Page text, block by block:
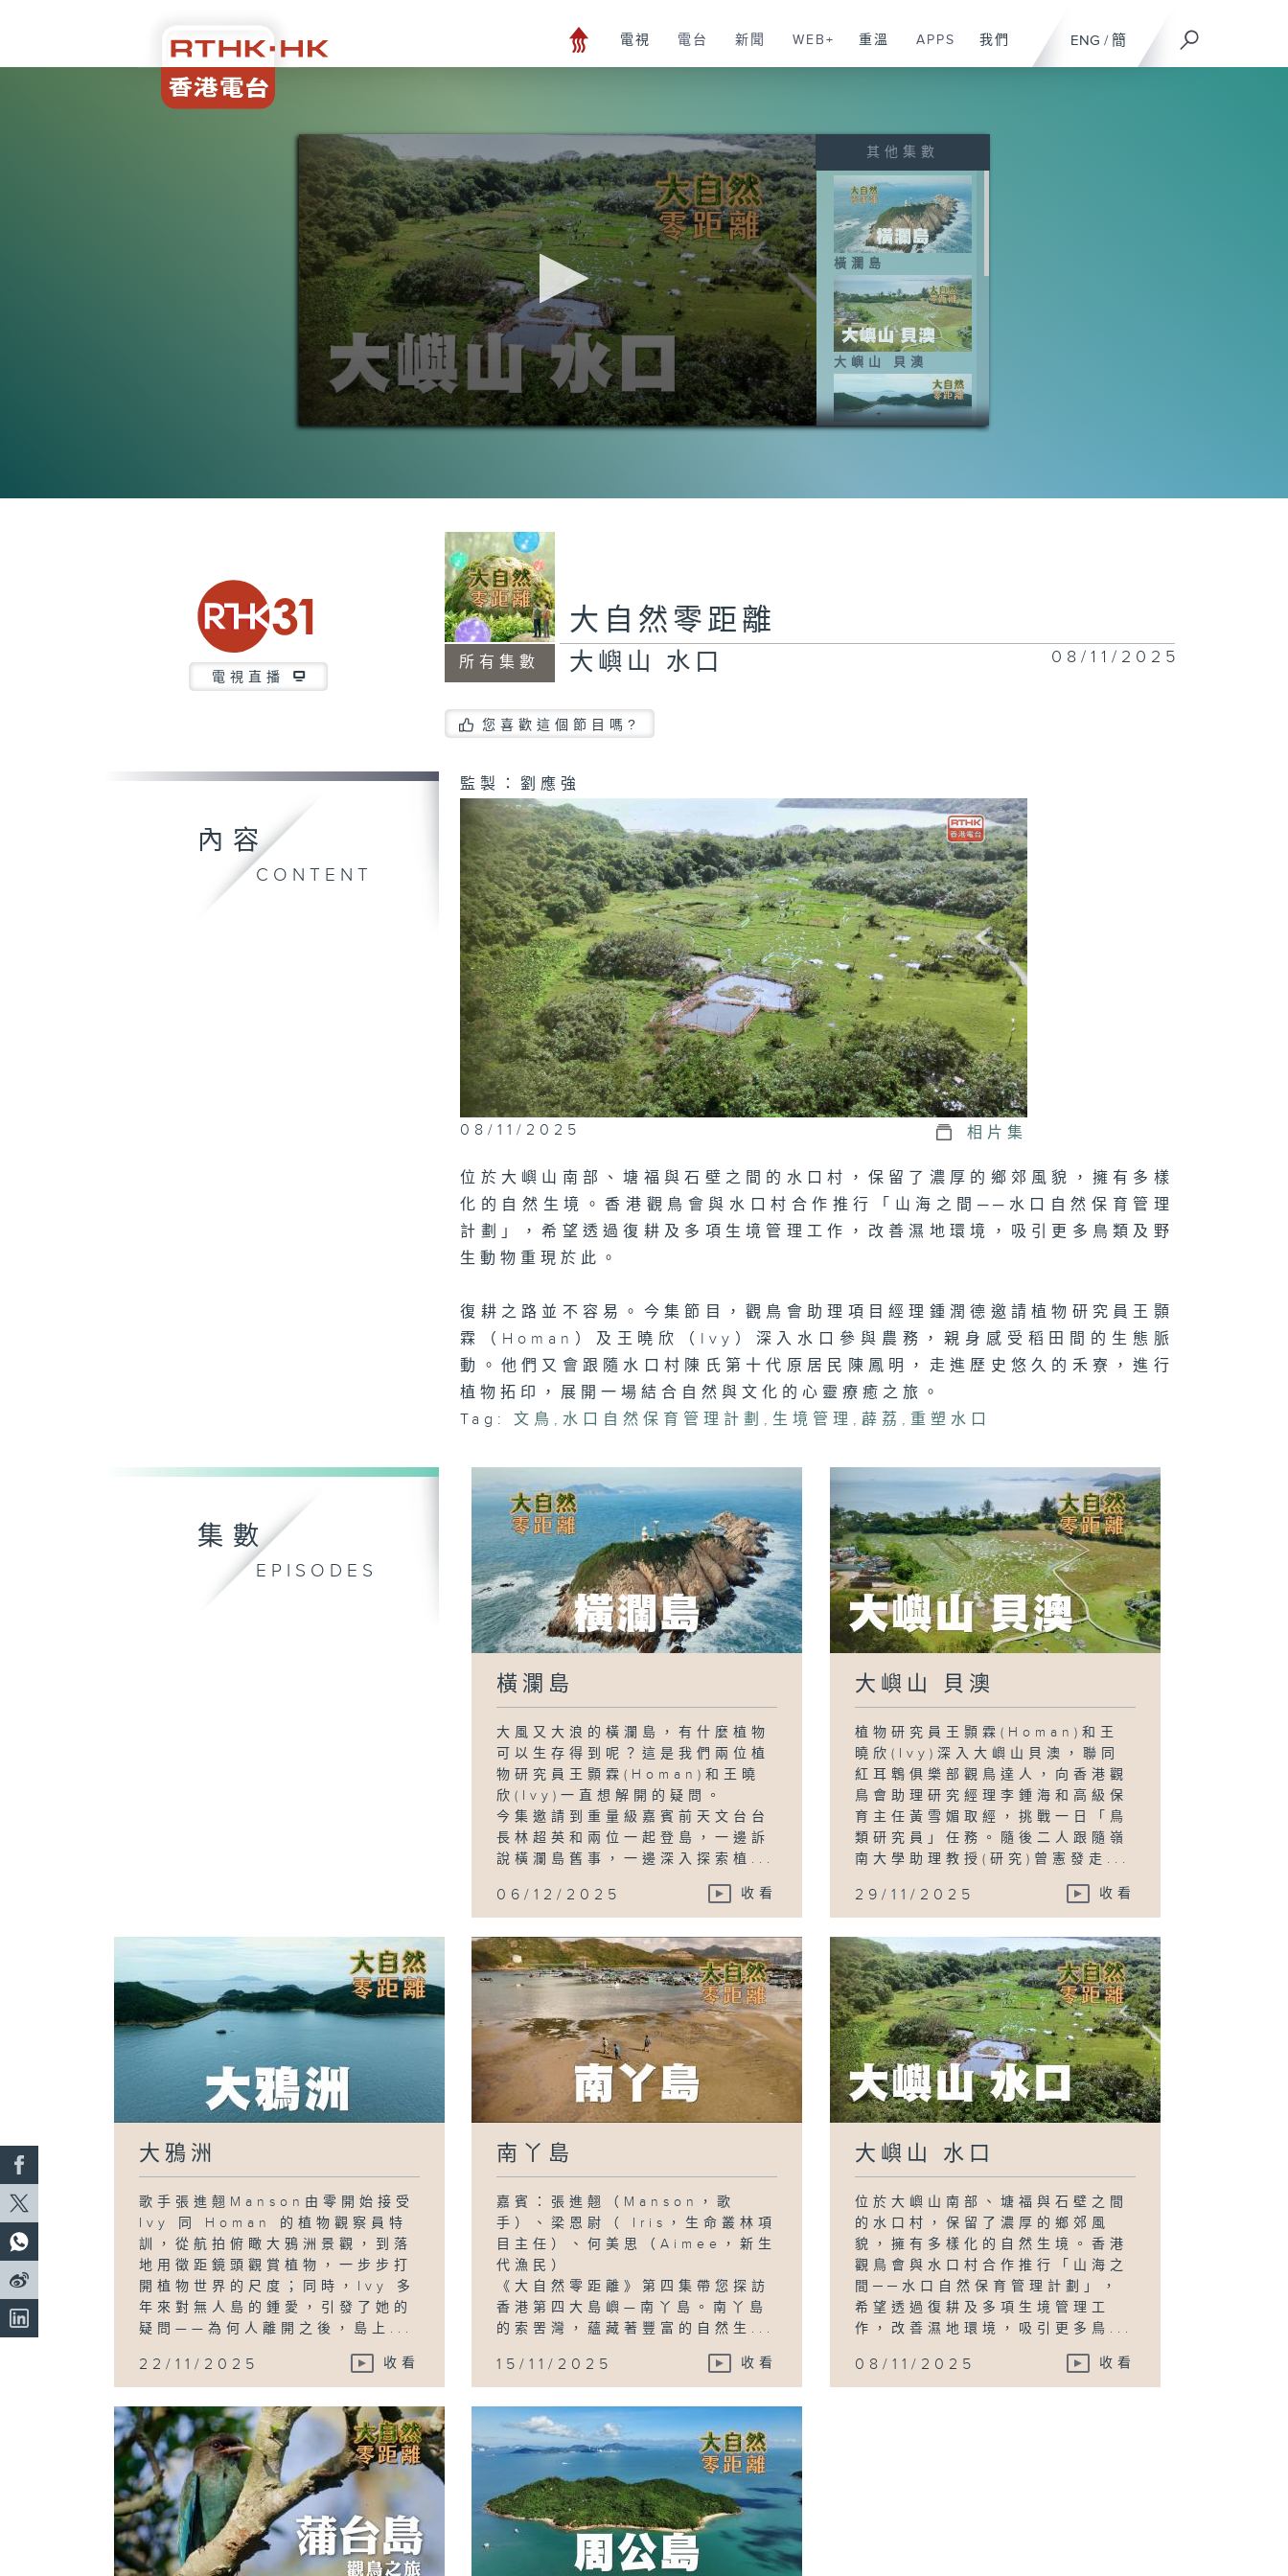
ENG / 簡
電視 電台 新聞 WEB+ 重溫 APPS 我們
0
其他集數
橫瀾島
大嶼山 貝澳
電視直播
所有集數
大自然零距離
大嶼山 水口 08/11/2025
您喜歡這個節目嗎?
內容
CONTENT
監製：劉應強
08/11/2025 相片集
位於大嶼山南部、塘福與石壁之間的水口村，保留了濃厚的鄉郊風貌，擁有多樣
化的自然生境。香港觀鳥會與水口村合作推行「山海之間──水口自然保育管理
計劃」，希望透過復耕及多項生境管理工作，改善濕地環境，吸引更多鳥類及野
生動物重現於此。
復耕之路並不容易。今集節目，觀鳥會助理項目經理鍾潤德邀請植物研究員王顥
霖（Homan）及王曉欣（Ivy）深入水口參與農務，親身感受稻田間的生態脈
動。他們又會跟隨水口村陳氏第十代原居民陳鳳明，走進歷史悠久的禾寮，進行
植物拓印，展開一場結合自然與文化的心靈療癒之旅。
Tag:
文鳥 ,水口自然保育管理計劃 , 生境管理 ,薜荔 ,重塑水口
集數
EPISODES
橫瀾島
大風又大浪的橫瀾島，有什麼植物
可以生存得到呢？這是我們兩位植
物研究員王顥霖(Homan)和王曉
欣(Ivy)一直想解開的疑問。
今集邀請到重量級嘉賓前天文台台
長林超英和兩位一起登島，一邊訴
說橫瀾島舊事，一邊深入探索植...
06/12/2025 收看
大嶼山 貝澳
植物研究員王顥霖(Homan)和王
曉欣(Ivy)深入大嶼山貝澳，聯同
紅耳鵯俱樂部觀鳥達人，向香港觀
鳥會助理研究經理李鍾海和高級保
育主任黃雪媚取經，挑戰一日「鳥
類研究員」任務。隨後二人跟隨嶺
南大學助理教授(研究)曾憲發走...
29/11/2025 收看
大鴉洲
歌手張進翹Manson由零開始接受
Ivy 同 Homan 的植物觀察員特
訓，從航拍俯瞰大鴉洲景觀，到落
地用徵距鏡頭觀賞植物，一步步打
開植物世界的尺度；同時，Ivy 多
年來對無人島的鍾愛，引發了她的
疑問——為何人離開之後，島上...
22/11/2025 收看
南丫島
嘉賓：張進翹（Manson，歌
手）、梁恩尉（ Iris，生命叢林項
目主任）、何美思（Aimee，新生
代漁民）
《大自然零距離》第四集帶您探訪
香港第四大島嶼—南丫島。南丫島
的索罟灣，蘊藏著豐富的自然生...
15/11/2025 收看
大嶼山 水口
位於大嶼山南部、塘福與石壁之間
的水口村，保留了濃厚的鄉郊風
貌，擁有多樣化的自然生境。香港
觀鳥會與水口村合作推行「山海之
間──水口自然保育管理計劃」，
希望透過復耕及多項生境管理工
作，改善濕地環境，吸引更多鳥...
08/11/2025 收看